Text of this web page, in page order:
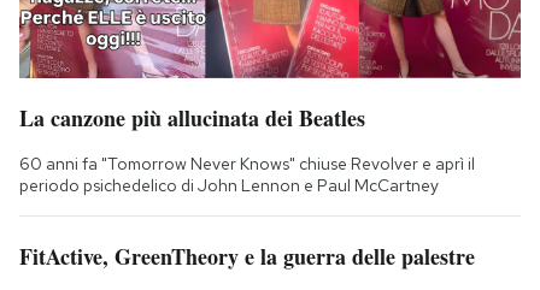
La canzone più allucinata dei Beatles
60 anni fa "Tomorrow Never Knows" chiuse Revolver e aprì il
periodo psichedelico di John Lennon e Paul McCartney
FitActive, GreenTheory e la guerra delle palestre